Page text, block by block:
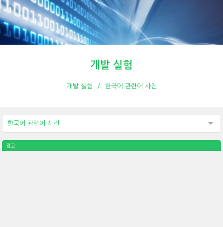
개발 실험
개발 실험 한국어 관련어 사전
한국어 관련어 사전
광고